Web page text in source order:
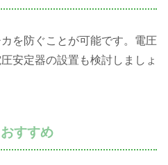
を防ぐことが可能です。電圧
安定器の設置も検討しましょ
すすめ